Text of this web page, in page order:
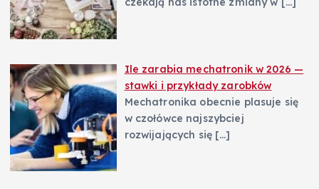
Ile zarabia mechatronik w 2026 —
stawki i przykłady zarobków
Mechatronika obecnie plasuje się
w czołówce najszybciej
rozwijających się […]